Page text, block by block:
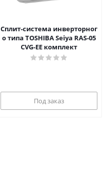
Сплит-система инверторног
о типа TOSHIBA Seiya RAS-05
CVG-EE комплект
Под заказ